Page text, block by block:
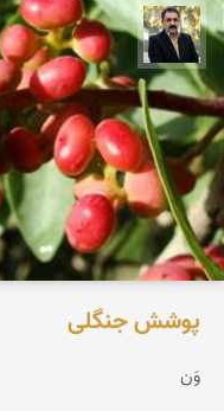
عدنان مرادی
پوشش جنگلی
وَن